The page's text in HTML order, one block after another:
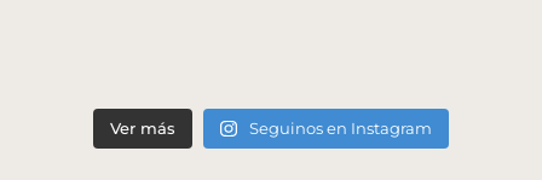
Ver más Seguinos en Instagram